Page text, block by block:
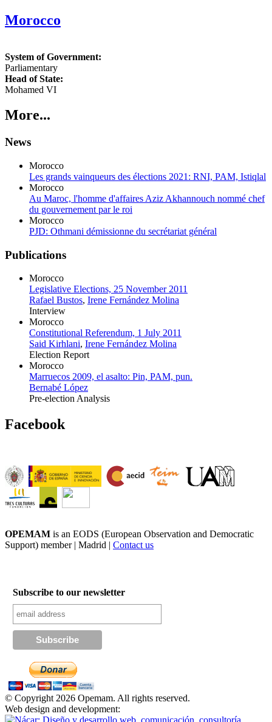
Morocco
System of Government:
Parliamentary
Head of State:
Mohamed VI
More...
News
Morocco
Les grands vainqueurs des élections 2021: RNI, PAM, Istiqlal
Morocco
Au Maroc, l'homme d'affaires Aziz Akhannouch nommé chef
du gouvernement par le roi
Morocco
PJD: Othmani démissionne du secrétariat général
Publications
Morocco
Legislative Elections, 25 November 2011
Rafael Bustos, Irene Fernández Molina
Interview
Morocco
Constitutional Referendum, 1 July 2011
Said Kirhlani, Irene Fernández Molina
Election Report
Morocco
Marruecos 2009, el asalto: Pin, PAM, pun.
Bernabé López
Pre-election Analysis
Facebook
OPEMAM is an EODS (European Observation and Democratic
Support) member | Madrid | Contact us
Subscribe to our newsletter
© Copyright 2026 Opemam. All rights reserved.
Web design and development: